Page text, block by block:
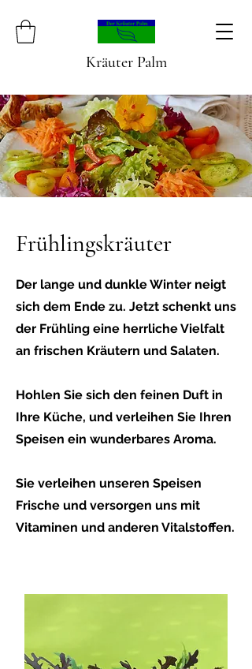
Kräuter Palm
Frühlingskräuter
Der lange und dunkle Winter neigt
sich dem Ende zu. Jetzt schenkt uns
der Frühling eine herrliche Vielfalt
an frischen Kräutern und Salaten.
Hohlen Sie sich den feinen Duft in
Ihre Küche, und verleihen Sie Ihren
Speisen ein wunderbares Aroma.
Sie verleihen unseren Speisen
Frische und versorgen uns mit
Vitaminen und anderen Vitalstoffen.